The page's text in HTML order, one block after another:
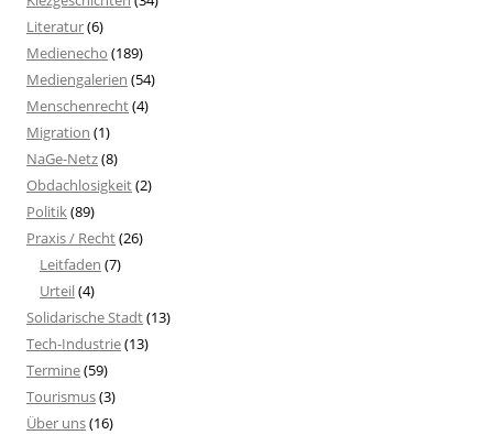
Literatur(6)
Medienecho (189)
Mediengalerien (54)
Menschenrecht(4)
Migration (1)
NaGe-Netz(8)
Obdachlosigkeit(2)
Politik(89)
Praxis / Recht(26)
Leitfaden (7)
Urteil(4)
Solidarische Stadt(13)
Tech-Industrie(13)
Termine(59)
Tourismus(3)
Über uns(16)